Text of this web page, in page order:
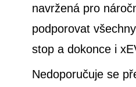
navržená pro
podporovat
stop a dokonce i
Nedoporučuje se